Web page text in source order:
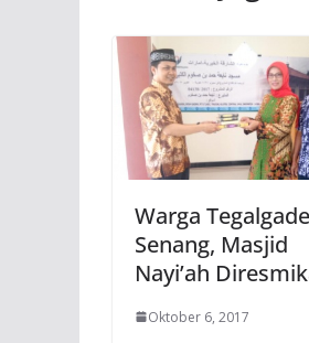
Warga
Senang, Masjid
Nayi’ah
Oktober 6, 2017